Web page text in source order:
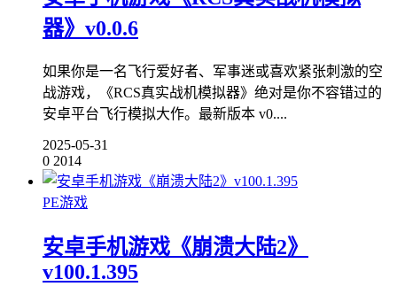
器》v0.0.6
如果你是一名飞行爱好者、军事迷或喜欢紧张刺激的空
战游戏，《RCS真实战机模拟器》绝对是你不容错过的
安卓平台飞行模拟大作。最新版本 v0....
2025-05-31
0 2014
PE游戏
安卓手机游戏《崩溃大陆2》
v100.1.395